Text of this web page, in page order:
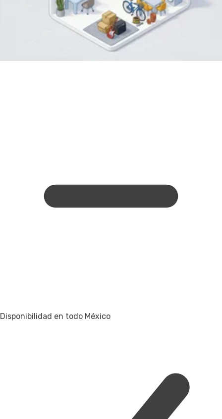
Disponibilidad en todo México